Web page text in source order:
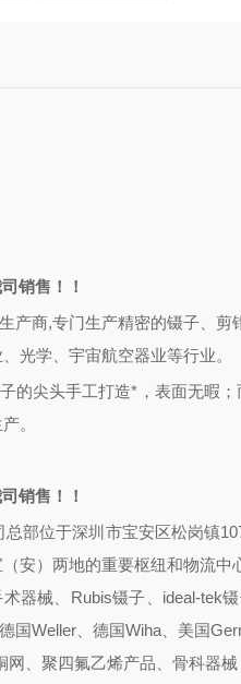
销售！！
产商,专门生产精密的镊子、
光学、宇宙航空器业等行业。
的尖头手工打造*，表面无暇
。
销售！！
部位于深圳市宝安区松岗镇
安）两地的重要枢纽和物流
器械、Rubis镊子、ideal-tek
国Weller、德国Wiha、美国
网、聚四氟乙烯产品、骨科器械